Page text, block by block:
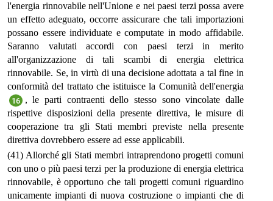
l'energia rinnovabile nell'Unione e nei paesi terzi possa avere
un effetto adeguato, occorre assicurare che tali importazioni
possano essere individuate e computate in modo affidabile.
Saranno valutati accordi con paesi terzi in merito
all'organizzazione di tali scambi di energia elettrica
rinnovabile. Se, in virtù di una decisione adottata a tal fine in
conformità del trattato che istituisce la Comunità dell'energia
16 , le parti contraenti dello stesso sono vincolate dalle
rispettive disposizioni della presente direttiva, le misure di
cooperazione tra gli Stati membri previste nella presente
direttiva dovrebbero essere ad esse applicabili.
(41) Allorché gli Stati membri intraprendono progetti comuni
con uno o più paesi terzi per la produzione di energia elettrica
rinnovabile, è opportuno che tali progetti comuni riguardino
unicamente impianti di nuova costruzione o impianti che di